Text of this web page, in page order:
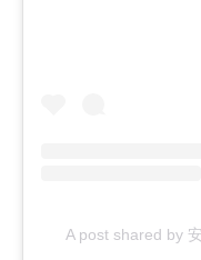
A post shared by